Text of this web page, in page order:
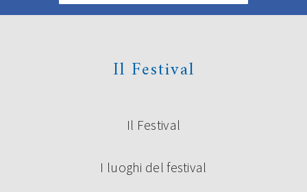
Il Festival
Il Festival
I luoghi del festival